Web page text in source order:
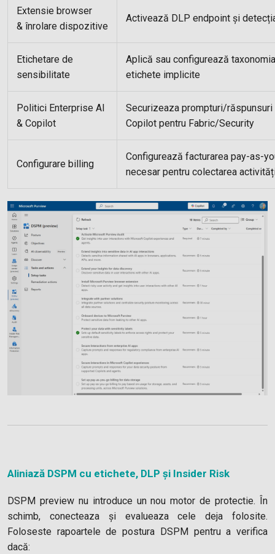
Extensie browser
& înrolare dispozitive
Activează DLP endpoint și
Etichetare de
sensibilitate
Aplică sau configurează
etichete implicite
Politici Enterprise AI
& Copilot
Securizeaza prompturi/
Copilot pentru Fabric/Security
Configurare billing
Configurează facturarea pay-as-
necesar pentru colectarea
Aliniază DSPM cu etichete, DLP și Insider Risk
DSPM preview nu introduce un nou motor de protectie. În
schimb, conecteaza și evalueaza cele deja folosite.
Foloseste rapoartele de postura DSPM pentru a verifica
dacă: